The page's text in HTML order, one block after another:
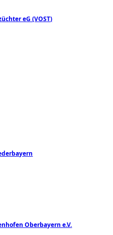
eG (VOST)
Oberbayern e.V.